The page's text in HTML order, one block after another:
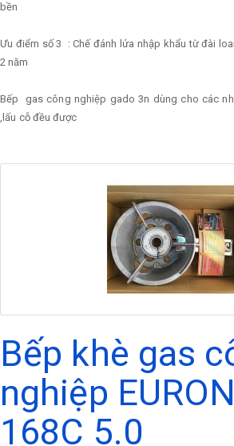
bền
Ưu điểm số 3 : Chế đánh lửa nhập khẩu từ đài
2 năm
Bếp gas công nghiệp gado 3n dùng cho các
,lấu cỗ đều được
Bếp khè gas
nghiệp
168C 5.0